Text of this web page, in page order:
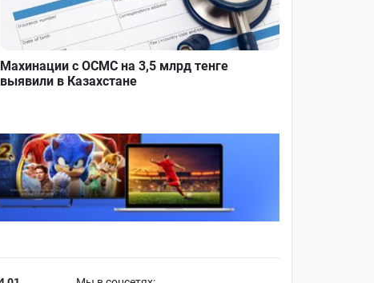
Махинации с ОСМС на 3,5 млрд тенге
выявили в Казахстане